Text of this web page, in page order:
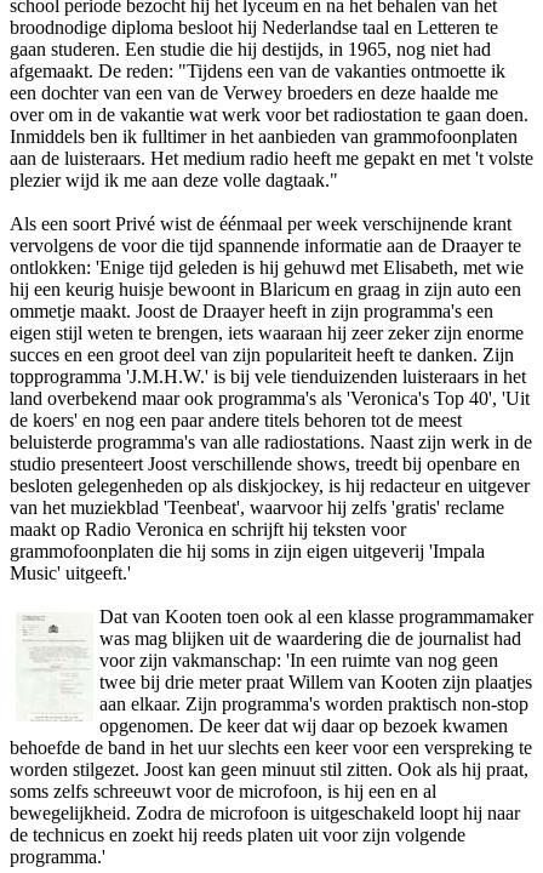
school periode bezocht hij het lyceum en na het behalen van het
broodnodige diploma besloot hij Nederlandse taal en Letteren te
gaan studeren. Een studie die hij destijds, in 1965, nog niet had
afgemaakt. De reden: "Tijdens een van de vakanties o­ntmoette ik
een dochter van een van de Verwey broeders en deze haalde me
over om in de vakantie wat werk voor bet radiostation te gaan doen.
Inmiddels ben ik fulltimer in het aanbieden van grammofoonplaten
aan de luiste­raars. Het medium radio heeft me gepakt en met 't volste
plezier wijd ik me aan deze volle dagtaak."
Als een soort Privé wist de éénmaal per week verschijnende krant
vervolgens de voor die tijd spannende informatie aan de Draayer te
o­ntlokken: 'Enige tijd geleden is hij gehuwd met Elisabeth, met wie
hij een keurig huisje bewoont in Blaricum en graag in zijn auto een
ommetje maakt. Joost de Draayer heeft in zijn programma's een
eigen stijl weten te brengen, iets waaraan hij zeer zeker zijn enorme
succes en een groot deel van zijn populariteit heeft te danken. Zijn
topprogramma 'J.M.H.W.' is bij vele tienduizenden luisteraars in het
land overbekend maar ook programma's als 'Veronica's Top 40', 'Uit
de koers' en nog een paar andere titels behoren tot de meest
beluisterde programma's van alle radiostations. Naast zijn werk in de
studio presenteert Joost verschillende shows, treedt bij openbare en
besloten gelegenheden op als diskjockey, is hij redacteur en uitgever
van het muziekblad 'Teenbeat', waarvoor hij zelfs 'gratis' reclame
maakt op Radio Vero­nica en schrijft hij teksten voor
grammofoonplaten die hij soms in zijn eigen uitgeverij 'Impala
Music' uitgeeft.'
Dat van Kooten toen ook al een klasse programmamaker
was mag blijken uit de waardering die de journalist had
voor zijn vakmanschap: 'In een ruimte van nog geen
twee bij drie meter praat Willem van Kooten zijn plaatjes
aan elkaar. Zijn programma's worden praktisch non-stop
opgenomen. De keer dat wij daar op bezoek kwamen
behoefde de band in het uur slechts een keer voor een verspreking te
worden stilgezet. Joost kan geen minuut stil zitten. Ook als hij praat,
soms zelfs schreeuwt voor de microfoon, is hij een en al
bewegelijkheid. Zodra de microfoon is uitgeschakeld loopt hij naar
de technicus en zoekt hij reeds platen uit voor zijn volgende
programma.'